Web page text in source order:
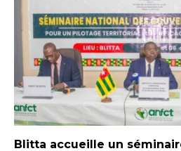
Blitta accueille un